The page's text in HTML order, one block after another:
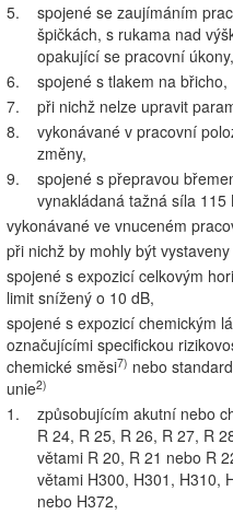
5.
spojené se zaujímáním
špičkách, s rukama nad
opakující se pracovní úkony,
6.
spojené s tlakem na břicho,
7.
při nichž nelze upravit
8.
vykonávané v pracovní
změny,
9.
spojené s přepravou
vynakládaná tažná síla
vykonávané ve vnuceném
při nichž by mohly být
spojené s expozicí celkovým
limit snížený o 10 dB,
spojené s expozicí chemickým
označujícími specifickou
chemické směsi7) nebo
unie2)
1.
způsobujícím akutní nebo
R 24, R 25, R 26, R 27, R
větami R 20, R 21 nebo R
větami H300, H301, H310,
nebo H372,